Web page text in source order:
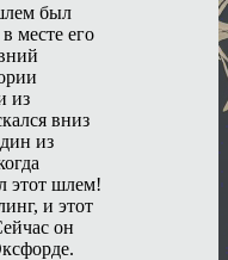
был
месте его
из
вниз
из
этот шлем!
и этот
он